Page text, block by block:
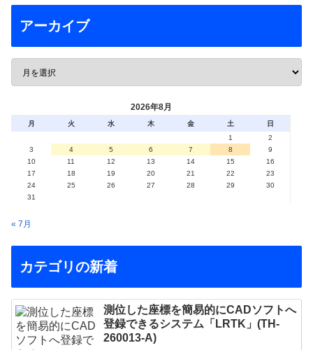
アーカイブ
2026年8月
月 火 水 木 金 土
日
1
2
3
4 5 6 7 8
9
10
11 12 13 14 15
16
17
18 19 20 21 22
23
24
25 26 27 28 29
30
31
« 7月
カテゴリの新着
測位した座標を簡易的にCADソフトへ
登録できるシステム「LRTK」(TH-
260013-A)